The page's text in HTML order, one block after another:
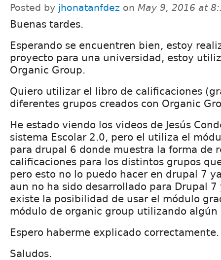
Posted by jhonatanfdez on May 9, 2016 at
Buenas tardes.
Esperando se encuentren bien, estoy
proyecto para una universidad, estoy
Organic Group.
Quiero utilizar el libro de calificaciones
diferentes grupos creados con Organic
He estado viendo los videos de Jesús
sistema Escolar 2.0, pero el utiliza el
para drupal 6 donde muestra la forma de
calificaciones para los distintos grupos
pero esto no lo puedo hacer en drupal 7
aun no ha sido desarrollado para Drupal 7
existe la posibilidad de usar el módulo
módulo de organic group utilizando
Espero haberme explicado correctamente.
Saludos.